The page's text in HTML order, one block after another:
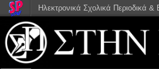
Ηλεκτρονικά Σχολικά Περιοδικά &